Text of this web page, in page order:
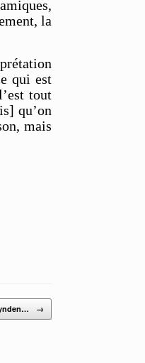
la
qui est
tout
qu’on
mais
→